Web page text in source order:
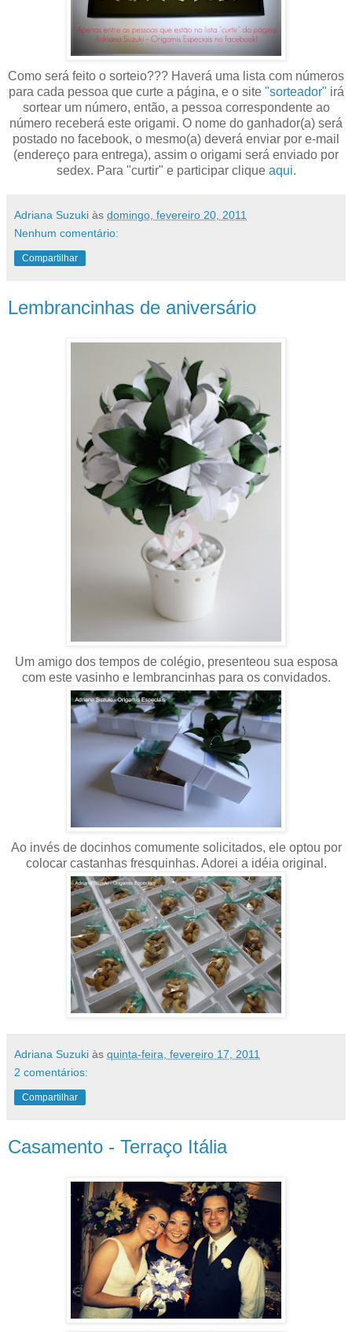
Como será feito o sorteio??? Haverá uma lista com números
para cada pessoa que curte a página, e o site "sorteador" irá
sortear um número, então, a pessoa correspondente ao
número receberá este origami. O nome do ganhador(a) será
postado no facebook, o mesmo(a) deverá enviar por e-mail
(endereço para entrega), assim o origami será enviado por
sedex. Para "curtir" e participar clique aqui.
Adriana Suzuki às domingo, fevereiro 20, 2011
Nenhum comentário:
Compartilhar
Lembrancinhas de aniversário
Um amigo dos tempos de colégio, presenteou sua esposa
com este vasinho e lembrancinhas para os convidados.
Ao invés de docinhos comumente solicitados, ele optou por
colocar castanhas fresquinhas. Adorei a idéia original.
Adriana Suzuki às quinta-feira, fevereiro 17, 2011
2 comentários:
Compartilhar
Casamento - Terraço Itália